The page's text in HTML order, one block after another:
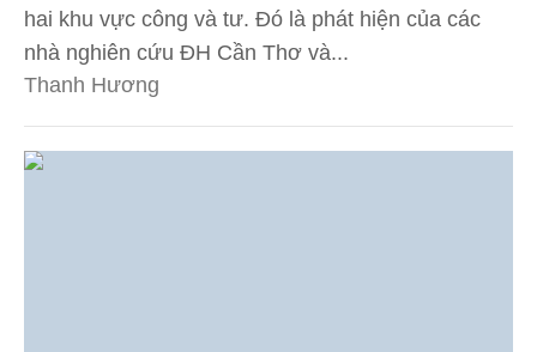
hai khu vực công và tư. Đó là phát hiện của các
nhà nghiên cứu ĐH Cần Thơ và...
Thanh Hương